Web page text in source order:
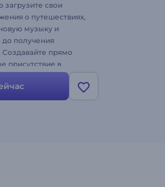
загрузите свои
о путешествиях,
музыку и
до получения
Создавайте прямо
присутствие в